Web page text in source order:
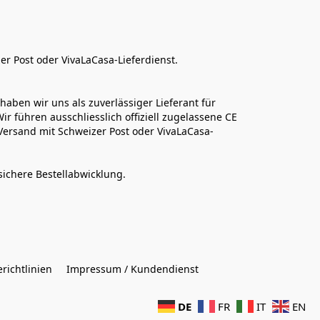
Post oder VivaLaCasa-Lieferdienst.
wir uns als zuverlässiger Lieferant für
führen ausschliesslich offiziell zugelassene CE
mit Schweizer Post oder VivaLaCasa-
Bestellabwicklung.
Impressum / Kundendienst
DE FR IT EN